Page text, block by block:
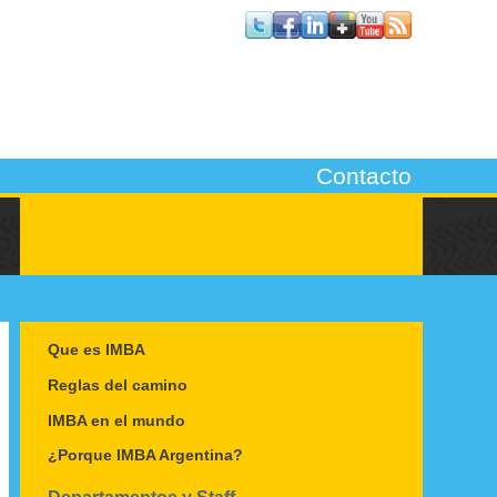
Contacto
Que es IMBA
Reglas del camino
IMBA en el mundo
¿Porque IMBA Argentina?